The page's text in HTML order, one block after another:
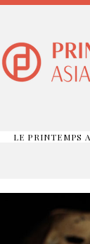
LE PRINTEMPS